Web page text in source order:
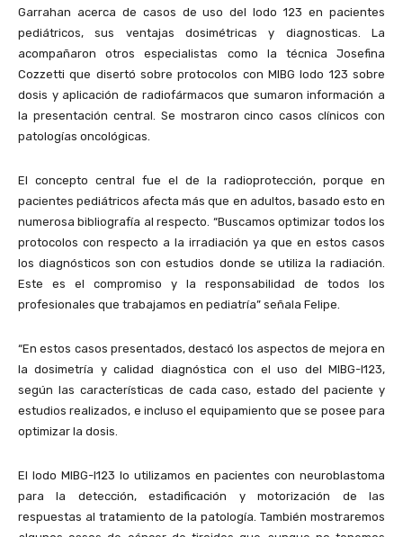
Garrahan acerca de casos de uso del Iodo 123 en pacientes
pediátricos, sus ventajas dosimétricas y diagnosticas. La
acompañaron otros especialistas como la técnica Josefina
Cozzetti que disertó sobre protocolos con MIBG Iodo 123 sobre
dosis y aplicación de radiofármacos que sumaron información a
la presentación central. Se mostraron cinco casos clínicos con
patologías oncológicas.
El concepto central fue el de la radioprotección, porque en
pacientes pediátricos afecta más que en adultos, basado esto en
numerosa bibliografía al respecto. “Buscamos optimizar todos los
protocolos con respecto a la irradiación ya que en estos casos
los diagnósticos son con estudios donde se utiliza la radiación.
Este es el compromiso y la responsabilidad de todos los
profesionales que trabajamos en pediatría” señala Felipe.
“En estos casos presentados, destacó los aspectos de mejora en
la dosimetría y calidad diagnóstica con el uso del MIBG-I123,
según las características de cada caso, estado del paciente y
estudios realizados, e incluso el equipamiento que se posee para
optimizar la dosis.
El Iodo MIBG-I123 lo utilizamos en pacientes con neuroblastoma
para la detección, estadificación y motorización de las
respuestas al tratamiento de la patología. También mostraremos